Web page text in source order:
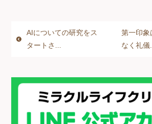
e
o
k
e
er
er
AIについての研究をス
タートさ...
第一印象
なく礼儀...